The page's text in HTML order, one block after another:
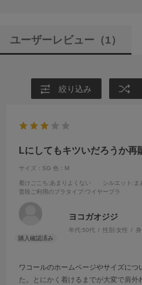
ユーザーレビュー （1）
絞り込み
Lにしてもキツいだろうか再
サイズ：SG 色：M
着けごこち:あまりよくない シルエット :ま
普段ご利用のブラタイプ :ワイヤーブラ
ヨコガオジジ
年代:50代 性別:女性
ワコールのホームページやサイズに
た。とにかく着けるまでが大変で肩外